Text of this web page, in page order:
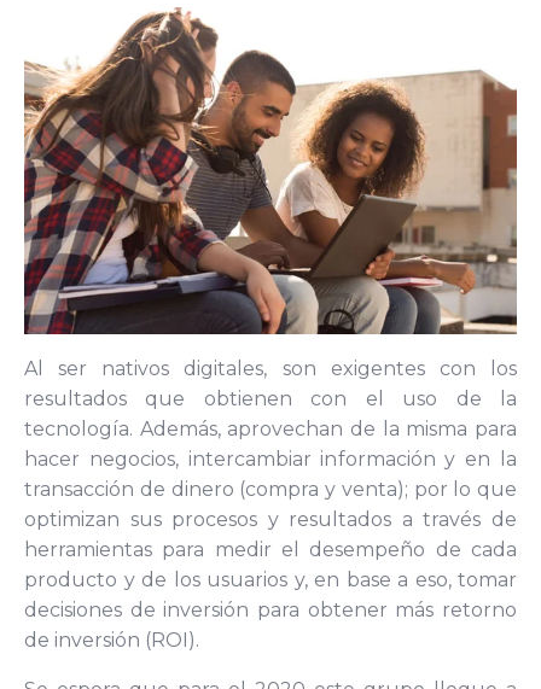
Al ser nativos digitales, son exigentes con los
resultados que obtienen con el uso de la
tecnología. Además, aprovechan de la misma para
hacer negocios, intercambiar información y en la
transacción de dinero (compra y venta); por lo que
optimizan sus procesos y resultados a través de
herramientas para medir el desempeño de cada
producto y de los usuarios y, en base a eso, tomar
decisiones de inversión para obtener más retorno
de inversión (ROI).